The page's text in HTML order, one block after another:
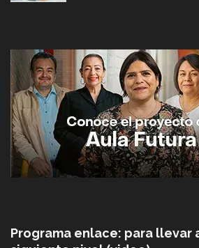
Programa enlace: para llevar